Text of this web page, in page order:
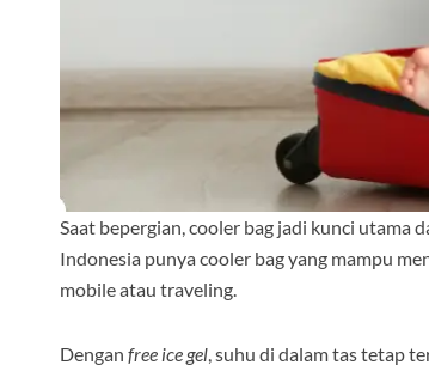
Saat bepergian, cooler bag jadi kunci utama
Indonesia punya cooler bag yang mampu
mobile atau traveling.
Dengan free ice gel, suhu di dalam tas tetap